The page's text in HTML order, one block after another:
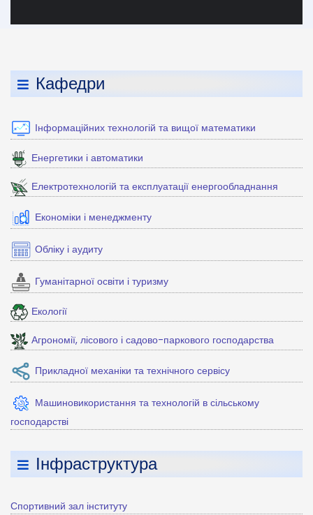
Кафедри
Інформаційних технологій та вищої математики
Енергетики і автоматики
Електротехнологій та експлуатації енергообладнання
Економіки і менеджменту
Обліку і аудиту
Гуманітарної освіти і туризму
Екології
Агрономії, лісового і садово-паркового господарства
Прикладної механіки та технічного сервісу
Машиновикористання та технологій в сільському
господарстві
Інфраструктура
Спортивний зал інституту